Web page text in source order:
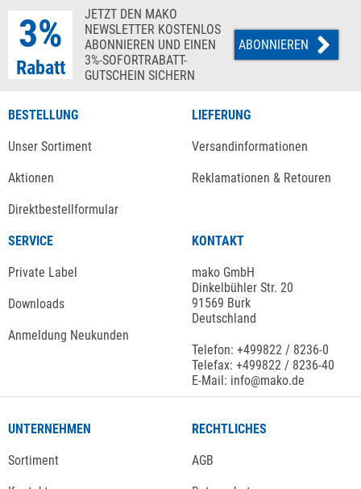
3%
Rabatt
JETZT DEN MAKO
NEWSLETTER KOSTENLOS
ABONNIEREN UND EINEN
3%-SOFORTRABATT-
GUTSCHEIN SICHERN
ABONNIEREN
BESTELLUNG
Unser Sortiment
Aktionen
Direktbestellformular
LIEFERUNG
Versandinformationen
Reklamationen & Retouren
SERVICE
Private Label
Downloads
Anmeldung Neukunden
KONTAKT
mako GmbH
Dinkelbühler Str. 20
91569 Burk
Deutschland
Telefon: +499822 / 8236-0
Telefax: +499822 / 8236-40
E-Mail: info@mako.de
UNTERNEHMEN
Sortiment
RECHTLICHES
AGB